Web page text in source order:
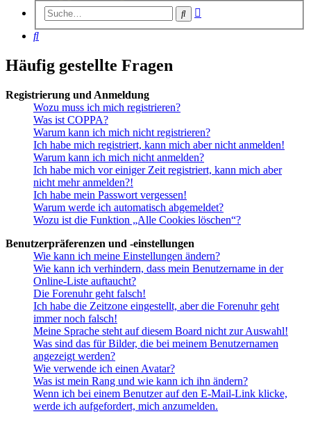
Suche
Suche
Häufig gestellte Fragen
Registrierung und Anmeldung
Wozu muss ich mich registrieren?
Was ist COPPA?
Warum kann ich mich nicht registrieren?
Ich habe mich registriert, kann mich aber nicht anmelden!
Warum kann ich mich nicht anmelden?
Ich habe mich vor einiger Zeit registriert, kann mich aber
nicht mehr anmelden?!
Ich habe mein Passwort vergessen!
Warum werde ich automatisch abgemeldet?
Wozu ist die Funktion „Alle Cookies löschen“?
Benutzerpräferenzen und -einstellungen
Wie kann ich meine Einstellungen ändern?
Wie kann ich verhindern, dass mein Benutzername in der
Online-Liste auftaucht?
Die Forenuhr geht falsch!
Ich habe die Zeitzone eingestellt, aber die Forenuhr geht
immer noch falsch!
Meine Sprache steht auf diesem Board nicht zur Auswahl!
Was sind das für Bilder, die bei meinem Benutzernamen
angezeigt werden?
Wie verwende ich einen Avatar?
Was ist mein Rang und wie kann ich ihn ändern?
Wenn ich bei einem Benutzer auf den E-Mail-Link klicke,
werde ich aufgefordert, mich anzumelden.